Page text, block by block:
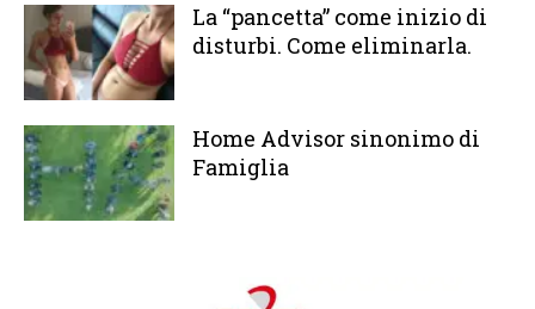
La “pancetta” come inizio di
disturbi. Come eliminarla.
Home Advisor sinonimo di
Famiglia